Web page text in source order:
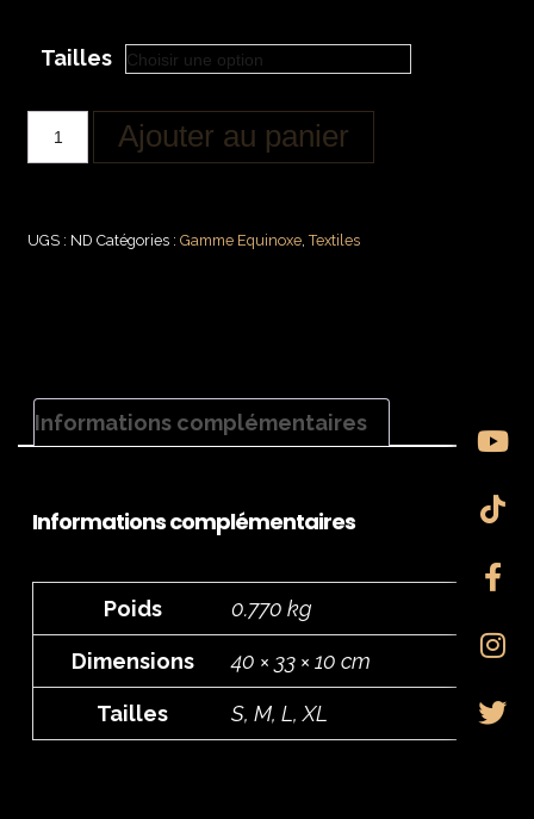
Tailles
Ajouter au panier
UGS : ND Catégories :Gamme Equinoxe ,Textiles
Informations complémentaires
Informations complémentaires
Poids 0.770 kg
Dimensions 40 × 33 × 10 cm
Tailles S, M, L, XL